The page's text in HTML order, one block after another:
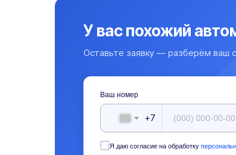
У вас похожий
Оставьте заявку — разберём ваш
Ваш номер
+7
Я даю согласие на обработку